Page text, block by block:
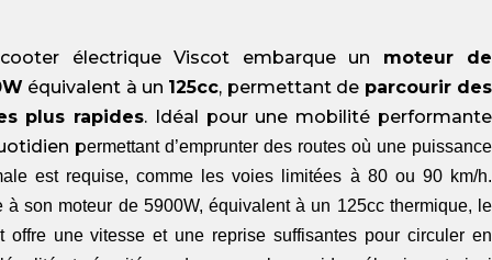
électrique Viscot embarque un moteur de
équivalent à un 125cc, permettant de parcourir des
plus rapides. Idéal pour une mobilité performante
permettant d’emprunter des routes où une puissance
est requise, comme les voies limitées à 80 ou 90 km/h.
à son moteur de 5900W, équivalent à un 125cc thermique, le
offre une vitesse et une reprise suffisantes pour circuler en